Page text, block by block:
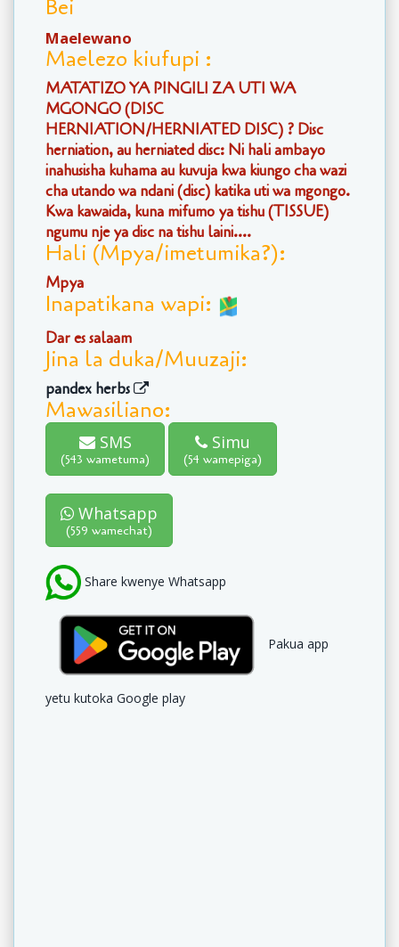
Bei
Maelewano
Maelezo kiufupi :
MATATIZO YA PINGILI ZA UTI WA
MGONGO (DISC
HERNIATION/HERNIATED DISC) ? Disc
herniation, au herniated disc: Ni hali ambayo
inahusisha kuhama au kuvuja kwa kiungo cha wazi
cha utando wa ndani (disc) katika uti wa mgongo.
Kwa kawaida, kuna mifumo ya tishu (TISSUE)
ngumu nje ya disc na tishu laini....
Hali (Mpya/imetumika?):
Mpya
Inapatikana wapi:
Dar es salaam
Jina la duka/Muuzaji:
pandex herbs
Mawasiliano:
SMS
(543 wametuma)
Simu
(54 wamepiga)
Whatsapp
(559 wamechat)
Share kwenye Whatsapp
Pakua app
yetu kutoka Google play